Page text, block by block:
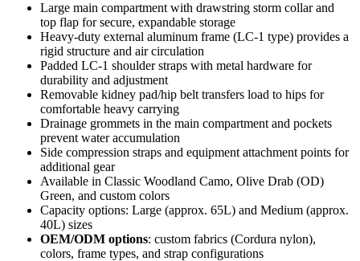
Large main compartment with drawstring storm collar and
top flap for secure, expandable storage
Heavy-duty external aluminum frame (LC-1 type) provides a
rigid structure and air circulation
Padded LC-1 shoulder straps with metal hardware for
durability and adjustment
Removable kidney pad/hip belt transfers load to hips for
comfortable heavy carrying
Drainage grommets in the main compartment and pockets
prevent water accumulation
Side compression straps and equipment attachment points for
additional gear
Available in Classic Woodland Camo, Olive Drab (OD)
Green, and custom colors
Capacity options: Large (approx. 65L) and Medium (approx.
40L) sizes
OEM/ODM options: custom fabrics (Cordura nylon),
colors, frame types, and strap configurations